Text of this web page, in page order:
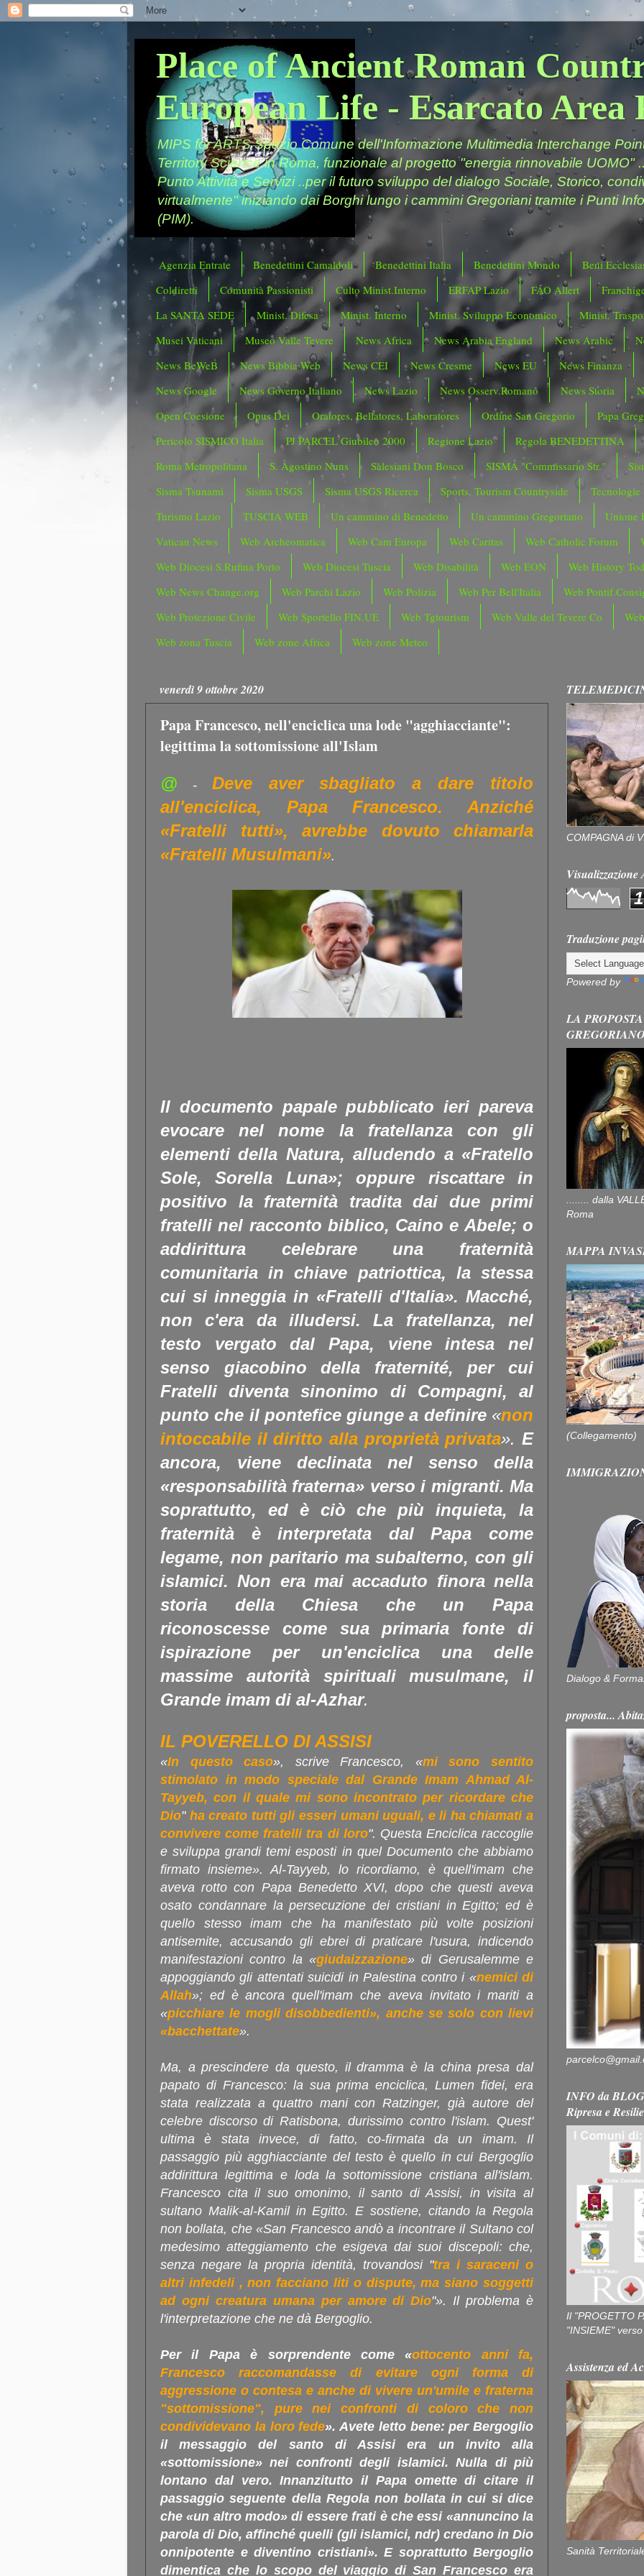
Place of Ancient Roman
European Life - Esarcato Area
MIPS for ARTS Spazio Comune dell'Informazione Multimedia Interchange
Territory Science in Roma, funzionale al progetto "energia rinnovabile UOMO"
Punto Attività e Servizi ..per il futuro sviluppo del dialogo Sociale, Storico,
virtualmente" iniziando dai Borghi lungo i cammini Gregoriani tramite i Punti
(PIM).
Agenzia Entrate Benedettini Camaldoli Benedettini Italia Benedettini Mondo
Beni
Coldiretti
Comunità Passionisti Culto Minist.Interno ERFAP Lazio FAO Allert
La SANTA SEDE
Minist. Difesa Minist. Interno Minist. Sviluppo Economico
Minist.
Musei Vaticani
Museo Valle Tevere News Africa News Arabia England News Arabic
News BeWeB
News Bibbia Web News CEI News Cresme News EU
News Finanza
News Google
News Governo Italiano News Lazio News Osserv.Romano News Storia
Open Coesione
Opus Dei Oratores, Bellatores, Laboratores Ordine San Gregorio
Papa
Pericolo SISMICO Italia
PJ PARCEL Giubileo 2000 Regione Lazio
Regola BENEDETTINA
Roma Metropolitana
S. Agostino Nuns Salesiani Don Bosco SISMA "Commissario Str."
Sisma Tsunami
Sisma USGS Sisma USGS Ricerca Sports, Tourism Countryside
Tecnologie
Turismo Lazio
TUSCIA WEB Un cammino di Benedetto Un cammino Gregoriano
Unione
Vatican News
Web Archeomatica Web Cam Europa Web Caritas Web Catholic Forum
Web Diocesi S.Rufina Porto
Web Diocesi Tuscia Web Disabilità Web EON
Web History
Web News Change.org
Web Parchi Lazio Web Polizia Web Per Bell'Italia
Web
Web Protezione Civile
Web Sportello FIN.UE Web Tgtourism Web Valle del Tevere Co
Web zona Tuscia
Web zone Africa Web zone Meteo
venerdì 9 ottobre 2020
Papa Francesco, nell'enciclica una lode "agghiacciante":
legittima la sottomissione all'Islam
@ - Deve aver sbagliato a dare titolo
all'enciclica, Papa Francesco. Anziché
«Fratelli tutti», avrebbe dovuto chiamarla
«Fratelli Musulmani».
Il documento papale pubblicato ieri pareva
evocare nel nome la fratellanza con gli
elementi della Natura, alludendo a «Fratello
Sole, Sorella Luna»; oppure riscattare in
positivo la fraternità tradita dai due primi
fratelli nel racconto biblico, Caino e Abele; o
addirittura celebrare una fraternità
comunitaria in chiave patriottica, la stessa
cui si inneggia in «Fratelli d'Italia». Macché,
non c'era da illudersi. La fratellanza, nel
testo vergato dal Papa, viene intesa nel
senso giacobino della fraternité, per cui
Fratelli diventa sinonimo di Compagni, al
punto che il pontefice giunge a definire«non
intoccabile il diritto alla proprietà privata».E
ancora, viene declinata nel senso della
«responsabilità fraterna» verso i migranti. Ma
soprattutto, ed è ciò che più inquieta, la
fraternità è interpretata dal Papa come
legame, non paritario ma subalterno, con gli
islamici. Non era mai accaduto finora nella
storia della Chiesa che un Papa
riconoscesse come sua primaria fonte di
ispirazione per un'enciclica una delle
massime autorità spirituali musulmane, il
Grande imam di al-Azhar.
IL POVERELLO DI ASSISI
«In questo caso», scrive Francesco, «mi sono sentito
stimolato in modo speciale dal Grande Imam Ahmad Al-
Tayyeb, con il quale mi sono incontrato per ricordare che
Dio" ha creato tutti gli esseri umani uguali, e li ha chiamati a
convivere come fratelli tra di loro". Questa Enciclica raccoglie
e sviluppa grandi temi esposti in quel Documento che abbiamo
firmato insieme». Al-Tayyeb, lo ricordiamo, è quell'imam che
aveva rotto con Papa Benedetto XVI, dopo che questi aveva
osato condannare la persecuzione dei cristiani in Egitto; ed è
quello stesso imam che ha manifestato più volte posizioni
antisemite, accusando gli ebrei di praticare l'usura, indicendo
manifestazioni contro la «giudaizzazione» di Gerusalemme e
appoggiando gli attentati suicidi in Palestina contro i «nemici di
Allah»; ed è ancora quell'imam che aveva invitato i mariti a
«picchiare le mogli disobbedienti», anche se solo con lievi
«bacchettate».
Ma, a prescindere da questo, il dramma è la china presa dal
papato di Francesco: la sua prima enciclica, Lumen fidei, era
stata realizzata a quattro mani con Ratzinger, già autore del
celebre discorso di Ratisbona, durissimo contro l'islam. Quest'
ultima è stata invece, di fatto, co-firmata da un imam. Il
passaggio più agghiacciante del testo è quello in cui Bergoglio
addirittura legittima e loda la sottomissione cristiana all'islam.
Francesco cita il suo omonimo, il santo di Assisi, in visita al
sultano Malik-al-Kamil in Egitto. E sostiene, citando la Regola
non bollata, che «San Francesco andò a incontrare il Sultano col
medesimo atteggiamento che esigeva dai suoi discepoli: che,
senza negare la propria identità, trovandosi "tra i saraceni o
altri infedeli , non facciano liti o dispute, ma siano soggetti
ad ogni creatura umana per amore di Dio"». Il problema è
l'interpretazione che ne dà Bergoglio.
Per il Papa è sorprendente come «ottocento anni fa,
Francesco raccomandasse di evitare ogni forma di
aggressione o contesa e anche di vivere un'umile e fraterna
"sottomissione", pure nei confronti di coloro che non
condividevano la loro fede». Avete letto bene: per Bergoglio
il messaggio del santo di Assisi era un invito alla
«sottomissione» nei confronti degli islamici. Nulla di più
lontano dal vero. Innanzitutto il Papa omette di citare il
passaggio seguente della Regola non bollata in cui si dice
che «un altro modo» di essere frati è che essi «annuncino la
parola di Dio, affinché quelli (gli islamici, ndr) credano in Dio
onnipotente e diventino cristiani». E soprattutto Bergoglio
dimentica che lo scopo del viaggio di San Francesco era
COMPAGNA di
1
Traduzione
Powered by
LA
........ dalla
Roma
MAPPA
(Collegamento)
Dialogo &
proposta...
INFO da
Ripresa e
Il "PROGETTO
"INSIEME"
Assistenza ed
Sanità